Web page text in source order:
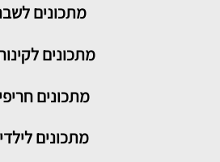
מתכונים
מתכונים
מתכונים
מתכונים